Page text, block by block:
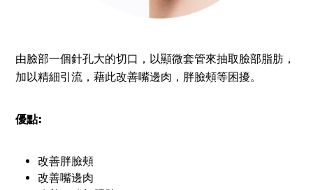
由臉部一個針孔大的切口，以顯微套管來抽取臉部脂肪，
加以精細引流，藉此改善嘴邊肉，胖臉頰等困擾。
優點:
改善胖臉頰
改善嘴邊肉